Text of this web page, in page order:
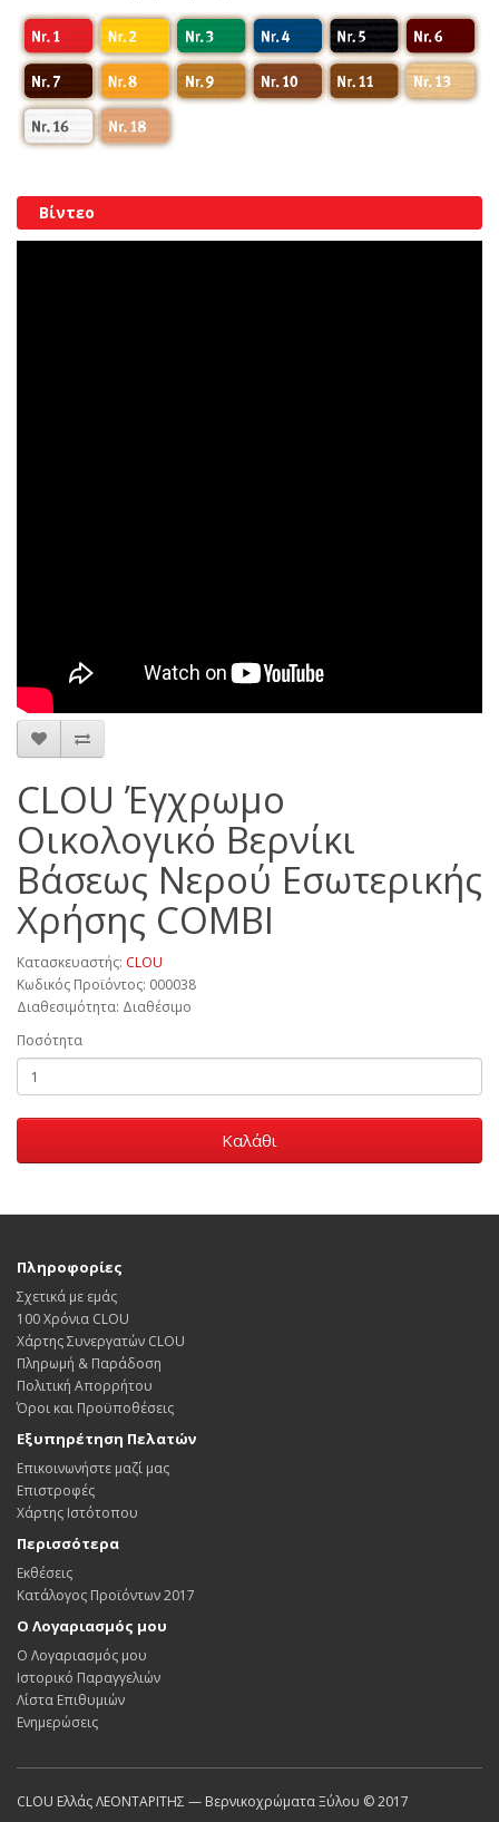
Βίντεο
CLOU Έγχρωμο
Οικολογικό Βερνίκι
Βάσεως Νερού Εσωτερικής
Χρήσης COMBI
Κατασκευαστής: CLOU
Κωδικός Προϊόντος: 000038
Διαθεσιμότητα: Διαθέσιμο
Ποσότητα
Καλάθι
Πληροφορίες
Σχετικά με εμάς
100 Χρόνια CLOU
Χάρτης Συνεργατών CLOU
Πληρωμή & Παράδοση
Πολιτική Απορρήτου
Όροι και Προϋποθέσεις
Εξυπηρέτηση Πελατών
Επικοινωνήστε μαζί μας
Επιστροφές
Χάρτης Ιστότοπου
Περισσότερα
Εκθέσεις
Κατάλογος Προϊόντων 2017
Ο Λογαριασμός μου
Ο Λογαριασμός μου
Ιστορικό Παραγγελιών
Λίστα Επιθυμιών
Ενημερώσεις
CLOU Ελλάς ΛΕΟΝΤΑΡΙΤΗΣ — Βερνικοχρώματα Ξύλου © 2017